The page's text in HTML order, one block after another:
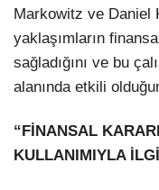
Markowitz ve Daniel
yaklaşımların
sağladığını ve bu
alanında etkili
“FİNANSAL
KULLANIMIYLA